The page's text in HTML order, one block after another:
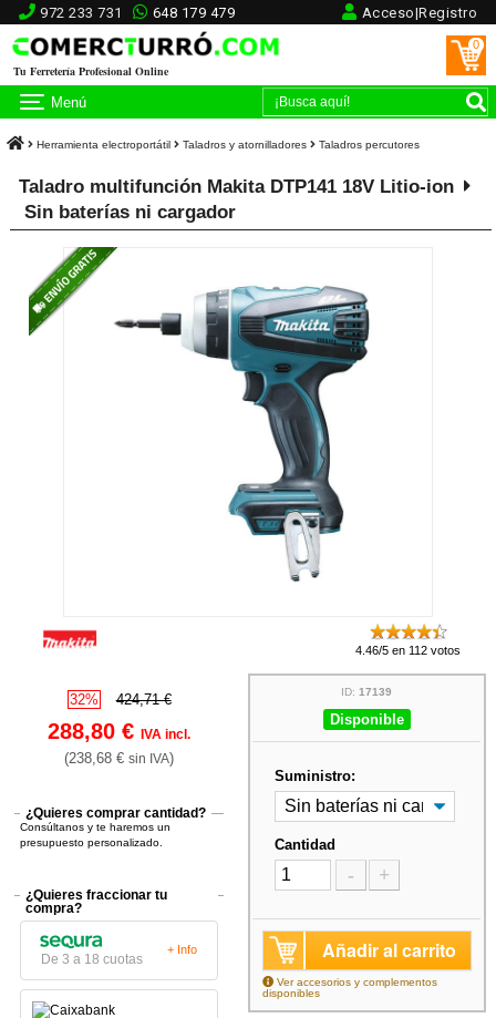
972 233 731 648 179 479 Acceso|Registro
Tu Ferretería Profesional Online
0
Menú
Herramienta electroportátil Taladros y atornilladores Taladros percutores
Taladro multifunción Makita DTP141 18V Litio-ion
Sin baterías ni cargador
4.46/5 en 112 votos
32% 424,71 €
288,80 €IVA incl.
(238,68 €sin IVA)
¿Quieres comprar cantidad?
Consúltanos y te haremos un
presupuesto personalizado.
¿Quieres fraccionar tu
compra?
De 3 a 18 cuotas
+ Info
ID:17139
Disponible
Suministro:
Cantidad
- +
Añadir al carrito
Ver accesorios y complementos
disponibles